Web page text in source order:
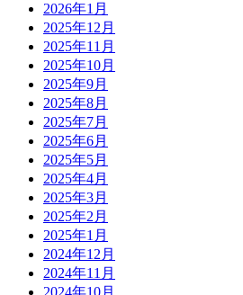
2026年1月
2025年12月
2025年11月
2025年10月
2025年9月
2025年8月
2025年7月
2025年6月
2025年5月
2025年4月
2025年3月
2025年2月
2025年1月
2024年12月
2024年11月